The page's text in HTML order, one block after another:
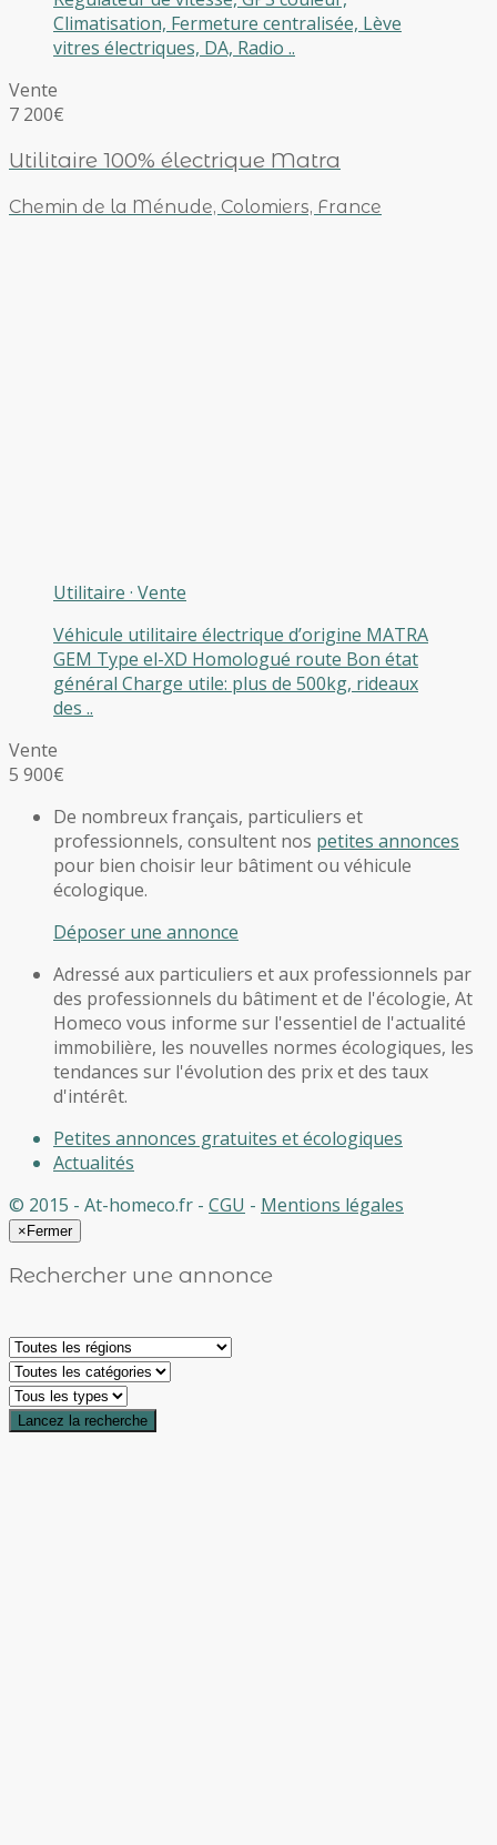
Climatisation, Fermeture centralisée, Lève
vitres électriques, DA, Radio ..
Vente
7 200€
Utilitaire 100% électrique Matra
Chemin de la Ménude, Colomiers, France
Utilitaire · Vente
Véhicule utilitaire électrique d’origine MATRA
GEM Type el-XD Homologué route Bon état
général Charge utile: plus de 500kg, rideaux
des ..
Vente
5 900€
De nombreux français, particuliers et
professionnels, consultent nos petites annonces
pour bien choisir leur bâtiment ou véhicule
écologique.
Déposer une annonce
Adressé aux particuliers et aux professionnels par
des professionnels du bâtiment et de l'écologie, At
Homeco vous informe sur l'essentiel de l'actualité
immobilière, les nouvelles normes écologiques, les
tendances sur l'évolution des prix et des taux
d'intérêt.
Petites annonces gratuites et écologiques
Actualités
© 2015 - At-homeco.fr - CGU - Mentions légales
×Fermer
Rechercher une annonce